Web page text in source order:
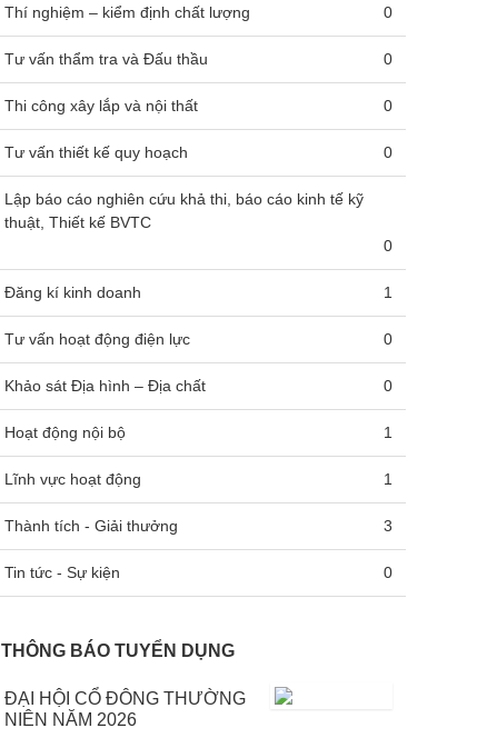
Thí nghiệm – kiểm định chất lượng 0
Tư vấn thẩm tra và Đấu thầu 0
Thi công xây lắp và nội thất 0
Tư vấn thiết kế quy hoạch 0
Lập báo cáo nghiên cứu khả thi, báo cáo kinh tế kỹ
thuật, Thiết kế BVTC
0
Đăng kí kinh doanh 1
Tư vấn hoạt động điện lực 0
Khảo sát Địa hình – Địa chất 0
Hoạt động nội bộ 1
Lĩnh vực hoạt động 1
Thành tích - Giải thưởng 3
Tin tức - Sự kiện 0
THÔNG BÁO TUYỂN DỤNG
ĐẠI HỘI CỔ ĐÔNG THƯỜNG
NIÊN NĂM 2026